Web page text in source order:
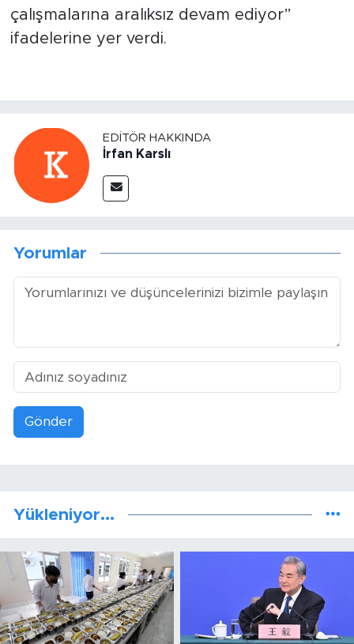
çalışmalarına aralıksız devam ediyor”
ifadelerine yer verdi.
EDITÖR HAKKINDA
İrfan Karslı
Yorumlar
Gönder
Yükleniyor...